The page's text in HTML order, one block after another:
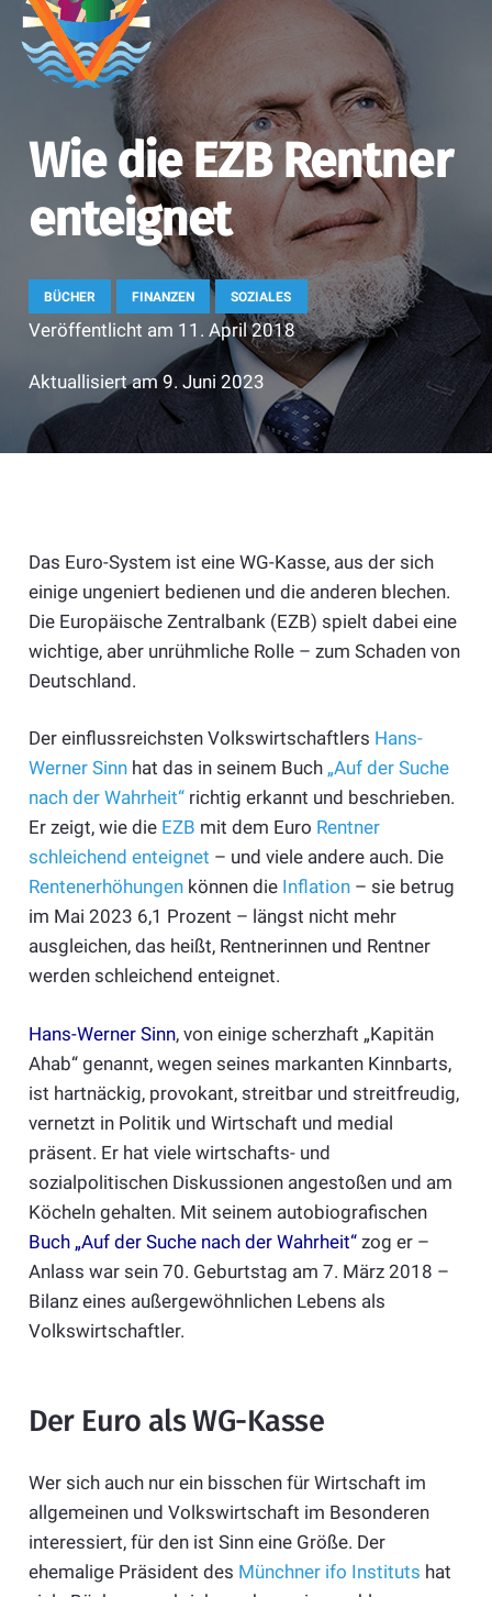
Wie die EZB Rentner
enteignet
BÜCHER FINANZEN SOZIALES
Veröffentlicht am 11. April 2018
Aktuallisiert am 9. Juni 2023
Das Euro-System ist eine WG-Kasse, aus der sich
einige ungeniert bedienen und die anderen blechen.
Die Europäische Zentralbank (EZB) spielt dabei eine
wichtige, aber unrühmliche Rolle – zum Schaden von
Deutschland.
Der einflussreichsten Volkswirtschaftlers Hans-
Werner Sinnhat das in seinem Buch „Auf der Suche
nach der Wahrheit“richtig erkannt und beschrieben.
Er zeigt, wie die EZB mit dem Euro Rentner
schleichend enteignet – und viele andere auch. Die
Rentenerhöhungenkönnen die Inflation– sie betrug
im Mai 2023 6,1 Prozent – längst nicht mehr
ausgleichen, das heißt, Rentnerinnen und Rentner
werden schleichend enteignet.
Hans-Werner Sinn, von einige scherzhaft „Kapitän
Ahab“ genannt, wegen seines markanten Kinnbarts,
ist hartnäckig, provokant, streitbar und streitfreudig,
vernetzt in Politik und Wirtschaft und medial
präsent. Er hat viele wirtschafts- und
sozialpolitischen Diskussionen angestoßen und am
Köcheln gehalten. Mit seinem autobiografischen
Buch „Auf der Suche nach der Wahrheit“zog er –
Anlass war sein 70. Geburtstag am 7. März 2018 –
Bilanz eines außergewöhnlichen Lebens als
Volkswirtschaftler.
Der Euro als WG-Kasse
Wer sich auch nur ein bisschen für Wirtschaft im
allgemeinen und Volkswirtschaft im Besonderen
interessiert, für den ist Sinn eine Größe. Der
ehemalige Präsident des Münchner ifo Instituts hat